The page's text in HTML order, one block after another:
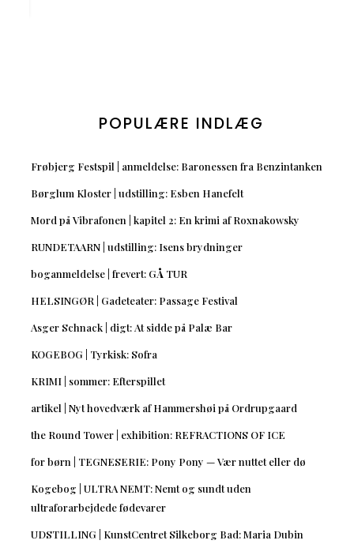
POPULÆRE INDLÆG
Frøbjerg Festspil | anmeldelse: Baronessen fra Benzintanken
Børglum Kloster | udstilling: Esben Hanefelt
Mord på Vibrafonen | kapitel 2: En krimi af Roxnakowsky
RUNDETAARN | udstilling: Isens brydninger
boganmeldelse | frevert: GÅ TUR
HELSINGØR | Gadeteater: Passage Festival
Asger Schnack | digt: At sidde på Palæ Bar
KOGEBOG | Tyrkisk: Sofra
KRIMI | sommer: Efterspillet
artikel | Nyt hovedværk af Hammershøi på Ordrupgaard
the Round Tower | exhibition: REFRACTIONS OF ICE
for børn | TEGNESERIE: Pony Pony — Vær nuttet eller dø
Kogebog | ULTRA NEMT: Nemt og sundt uden
ultraforarbejdede fødevarer
UDSTILLING | KunstCentret Silkeborg Bad: Maria Dubin